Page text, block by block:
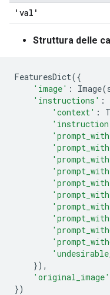
'val'
Struttura delle
FeaturesDict({
'image' : Image(
'instructions' :
'context' :
}),
'original_image'
})